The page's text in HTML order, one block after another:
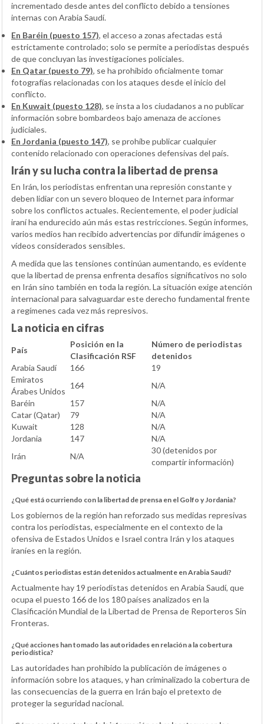
incrementado desde antes del conflicto debido a tensiones
internas con Arabia Saudí.
En Baréin (puesto 157), el acceso a zonas afectadas está
estrictamente controlado; solo se permite a periodistas después
de que concluyan las investigaciones policiales.
En Qatar (puesto 79), se ha prohibido oficialmente tomar
fotografías relacionadas con los ataques desde el inicio del
conflicto.
En Kuwait (puesto 128), se insta a los ciudadanos a no publicar
información sobre bombardeos bajo amenaza de acciones
judiciales.
En Jordania (puesto 147), se prohíbe publicar cualquier
contenido relacionado con operaciones defensivas del país.
Irán y su lucha contra la libertad de prensa
En Irán, los periodistas enfrentan una represión constante y
deben lidiar con un severo bloqueo de Internet para informar
sobre los conflictos actuales. Recientemente, el poder judicial
iraní ha endurecido aún más estas restricciones. Según informes,
varios medios han recibido advertencias por difundir imágenes o
vídeos considerados sensibles.
A medida que las tensiones continúan aumentando, es evidente
que la libertad de prensa enfrenta desafíos significativos no solo
en Irán sino también en toda la región. La situación exige atención
internacional para salvaguardar este derecho fundamental frente
a regímenes cada vez más represivos.
La noticia en cifras
País
Posición en la
Clasificación RSF
Número de periodistas
detenidos
Arabia Saudí
166
19
Emiratos
Árabes Unidos
164
N/A
Baréin
157
N/A
Catar (Qatar)
79
N/A
Kuwait
128
N/A
Jordania
147
N/A
Irán
N/A
30 (detenidos por
compartir información)
Preguntas sobre la noticia
¿Qué está ocurriendo con la libertad de prensa en el Golfo y Jordania?
Los gobiernos de la región han reforzado sus medidas represivas
contra los periodistas, especialmente en el contexto de la
ofensiva de Estados Unidos e Israel contra Irán y los ataques
iraníes en la región.
¿Cuántos periodistas están detenidos actualmente en Arabia Saudí?
Actualmente hay 19 periodistas detenidos en Arabia Saudí, que
ocupa el puesto 166 de los 180 países analizados en la
Clasificación Mundial de la Libertad de Prensa de Reporteros Sin
Fronteras.
¿Qué acciones han tomado las autoridades en relación a la cobertura
periodística?
Las autoridades han prohibido la publicación de imágenes o
información sobre los ataques, y han criminalizado la cobertura de
las consecuencias de la guerra en Irán bajo el pretexto de
proteger la seguridad nacional.